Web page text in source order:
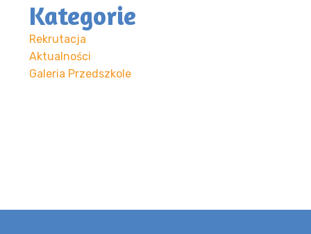
Kategorie
Rekrutacja
Aktualności
Galeria Przedszkole